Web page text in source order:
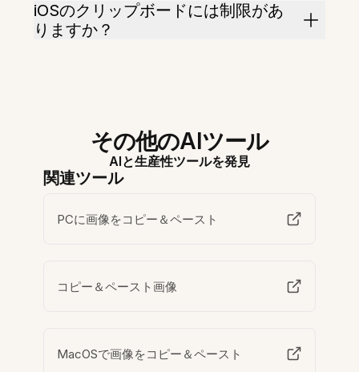
iOSのクリップボードには制限があ
りますか？
その他のAIツール
AIと生産性ツールを発見
関連ツール
PCに画像をコピー＆ペースト
コピー＆ペースト画像
MacOSで画像をコピー＆ペースト